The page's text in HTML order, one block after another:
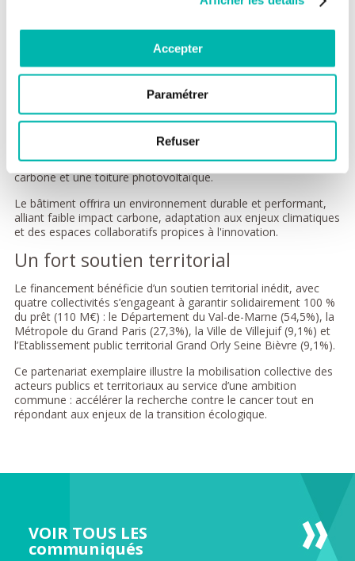
Accepter
Paramétrer
Refuser
territoires et le bien-être de tous les citoyens»,déclare
Territoires.
Un engagement environnemental
Le prêt « transformation écologique » accordé par la Banque
verts, visant à accélérer les projets écoresponsables. Ce projet
est une démonstration concrète du soutien à l'alliance entre
innovation scientifique et performance écologique grâce à une
conception bioclimatique avancée, une structure en béton bas
carbone et une toiture photovoltaïque.
Le bâtiment offrira un environnement durable et performant,
alliant faible impact carbone, adaptation aux enjeux climatiques
et des espaces collaboratifs propices à l'innovation.
Un fort soutien territorial
Le financement bénéficie d’un soutien territorial inédit, avec
quatre collectivités s’engageant à garantir solidairement 100 %
du prêt (110 M€) : le Département du Val-de-Marne (54,5%), la
Métropole du Grand Paris (27,3%), la Ville de Villejuif (9,1%) et
l’Etablissement public territorial Grand Orly Seine Bièvre (9,1%).
Ce partenariat exemplaire illustre la mobilisation collective des
acteurs publics et territoriaux au service d’une ambition
commune : accélérer la recherche contre le cancer tout en
répondant aux enjeux de la transition écologique.
VOIR TOUS LES
communiqués